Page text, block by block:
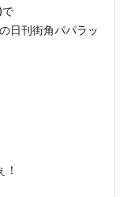
で
日刊街角パパラッ